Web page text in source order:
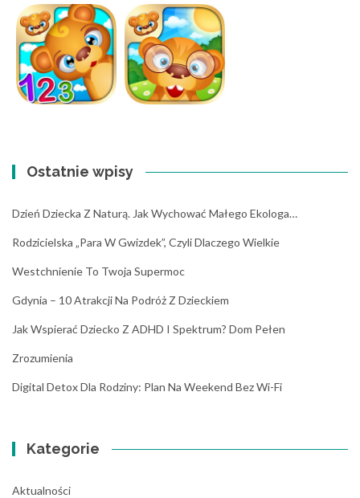
Ostatnie wpisy
Dzień Dziecka Z Naturą. Jak Wychować Małego Ekologa…
Rodzicielska „para W Gwizdek”, Czyli Dlaczego Wielkie
Westchnienie To Twoja Supermoc
Gdynia – 10 Atrakcji Na Podróż Z Dzieckiem
Jak Wspierać Dziecko Z ADHD I Spektrum? Dom Pełen
Zrozumienia
Digital Detox Dla Rodziny: Plan Na Weekend Bez Wi-Fi
Kategorie
Aktualności